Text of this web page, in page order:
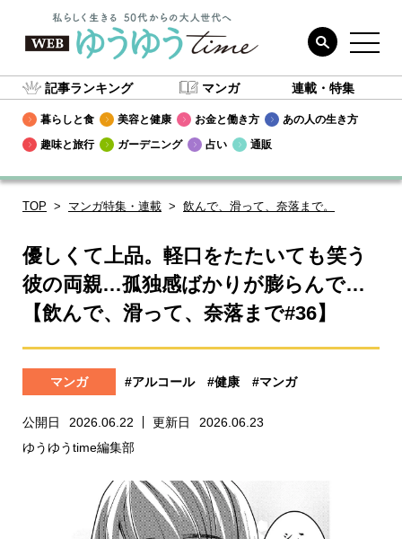
記事ランキング マンガ 連載・特集
暮らしと食 美容と健康 お金と働き方
あの人の生き方
趣味と旅行
ガーデニング 占い 通販
TOP マンガ特集・連載 飲んで、滑って、奈落まで。
優しくて上品。軽口をたたいても笑う
彼の両親…孤独感ばかりが膨らんで…
【飲んで、滑って、奈落まで#36】
マンガ #アルコール #健康 #マンガ
公開日 2026.06.22 更新日
2026.06.23
ゆうゆうtime編集部